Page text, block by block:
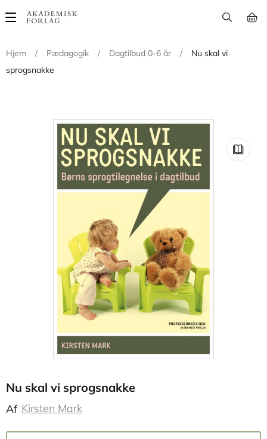
Main
Hjem
/ Pædagogik / Dagtilbud 0-6 år /
Nu skal vi
sprogsnakke
Nu skal vi sprogsnakke
Af Kirsten Mark